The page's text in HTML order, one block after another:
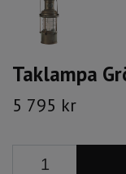
Taklampa
5 795 kr